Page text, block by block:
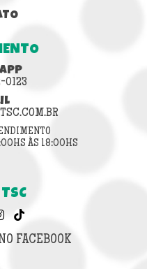
0123
ÀS 18:00HS
FACEBOOK